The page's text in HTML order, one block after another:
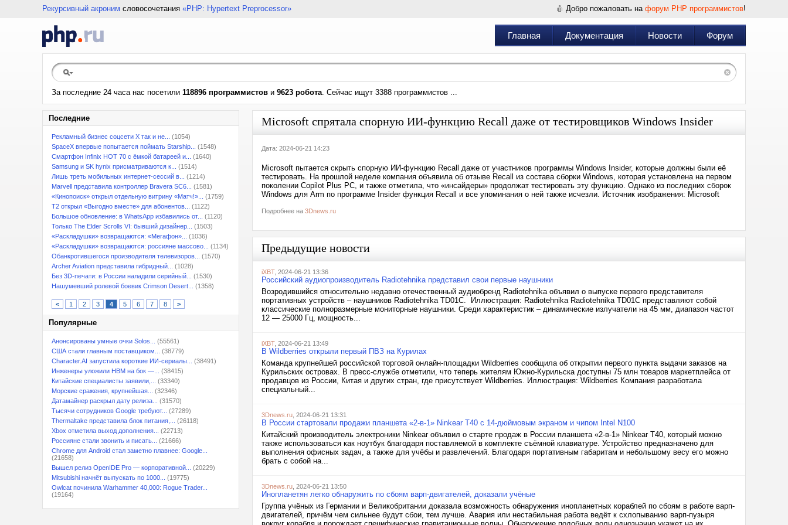
Рекурсивный акроним словосочетания «PHP: Hypertext Preprocessor» Добро пожаловать на форум PHP программистов!
Главная Документация Новости Форум
За последние 24 часа нас посетили 118896 программистов и 9623 робота. Сейчас ищут 3388 программистов ...
Последние
Рекламный бизнес соцсети X так и не...
(1054)
SpaceX впервые попытается поймать Starship...
(1548)
Смартфон Infinix HOT 70 с ёмкой батареей и...
(1640)
Samsung и SK hynix присматриваются к...
(1514)
Лишь треть мобильных интернет-сессий в...
(1214)
Marvell представила контроллер Bravera SC6...
(1581)
«Кинопоиск» открыл отдельную витрину «Матч!»...
(1759)
T2 открыл «Выгодно вместе» для абонентов...
(1122)
Большое обновление: в WhatsApp избавились от...
(1120)
Только The Elder Scrolls VI: бывший дизайнер...
(1503)
«Раскладушки» возвращаются: «Мегафон»...
(1036)
«Раскладушки» возвращаются: россияне массово...
(1134)
Обанкротившегося производителя телевизоров...
(1570)
Archer Aviation представила гибридный...
(1028)
Без 3D-печати: в России наладили серийный...
(1530)
Нашумевший ролевой боевик Crimson Desert...
(1358)
< 1 2 3 4 5 6 7 8 >
Популярные
Анонсированы умные очки Solos...
(55561)
США стали главным поставщиком...
(38779)
Character.AI запустила короткие ИИ-сериалы...
(38491)
Инженеры уложили HBM на бок —...
(38415)
Китайские специалисты заявили,...
(33340)
Морские сражения, крупнейшая...
(32346)
Датамайнер раскрыл дату релиза...
(31570)
Тысячи сотрудников Google требуют...
(27289)
Thermaltake представила блок питания,...
(26118)
Xbox отметила выход дополнения...
(22713)
Россияне стали звонить и писать...
(21666)
Chrome для Android стал заметно плавнее: Google...
(21658)
Вышел релиз OpenIDE Pro — корпоративной...
(20229)
Mitsubishi начнёт выпускать по 1000...
(19775)
Owlcat починила Warhammer 40,000: Rogue Trader...
(19164)
Microsoft спрятала спорную ИИ-функцию Recall даже от тестировщиков Windows Insider
Дата: 2024-06-21 14:23
Microsoft пытается скрыть спорную ИИ-функцию Recall даже от участников программы Windows Insider, которые должны были её
тестировать. На прошлой неделе компания объявила об отзыве Recall из состава сборки Windows, которая установлена на первом
поколении Copilot Plus PC, и также отметила, что «инсайдеры» продолжат тестировать эту функцию. Однако из последних сборок
Windows для Arm по программе Insider функция Recall и все упоминания о ней также исчезли. Источник изображения: Microsoft
Подробнее на 3Dnews.ru
Предыдущие новости
iXBT, 2024-06-21 13:36
Российский аудиопроизводитель Radiotehnika представил свои первые наушники
Возродившийся относительно недавно отечественный аудиобренд Radiotehnika объявил о выпуске первого представителя
портативных устройств – наушников Radiotehnika TD01С. Иллюстрация: Radiotehnika Radiotehnika TD01С представляют собой
классические полноразмерные мониторные наушники. Среди характеристик – динамические излучатели на 45 мм, диапазон частот
12 — 25000 Гц, мощность...
iXBT, 2024-06-21 13:49
В Wildberries открыли первый ПВЗ на Курилах
Команда крупнейшей российской торговой онлайн-площадки Wildberries сообщила об открытии первого пункта выдачи заказов на
Курильских островах. В пресс-службе отметили, что теперь жителям Южно-Курильска доступны 75 млн товаров маркетплейса от
продавцов из России, Китая и других стран, где присутствует Wildberries. Иллюстрация: Wildberries Компания разработала
специальный...
3Dnews.ru , 2024-06-21 13:31
В России стартовали продажи планшета «2-в-1» Ninkear T40 с 14-дюймовым экраном и чипом Intel N100
Китайский производитель электроники Ninkear объявил о старте продаж в России планшета «2-в-1» Ninkear T40, который можно
также использоваться как ноутбук благодаря поставляемой в комплекте съёмной клавиатуре. Устройство предназначено для
выполнения офисных задач, а также для учёбы и развлечений. Благодаря портативным габаритам и небольшому весу его можно
брать с собой на...
3Dnews.ru , 2024-06-21 13:50
Инопланетян легко обнаружить по сбоям варп-двигателей, доказали учёные
Группа учёных из Германии и Великобритании доказала возможность обнаружения инопланетных кораблей по сбоям в работе варп-
двигателей, причём чем сильнее будут сбои, тем лучше. Авария или нестабильная работа ведёт к схлопыванию варп-пузыря